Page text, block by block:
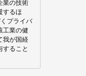
業の技術
するほ
プライバ
工業の健
我が国経
すること